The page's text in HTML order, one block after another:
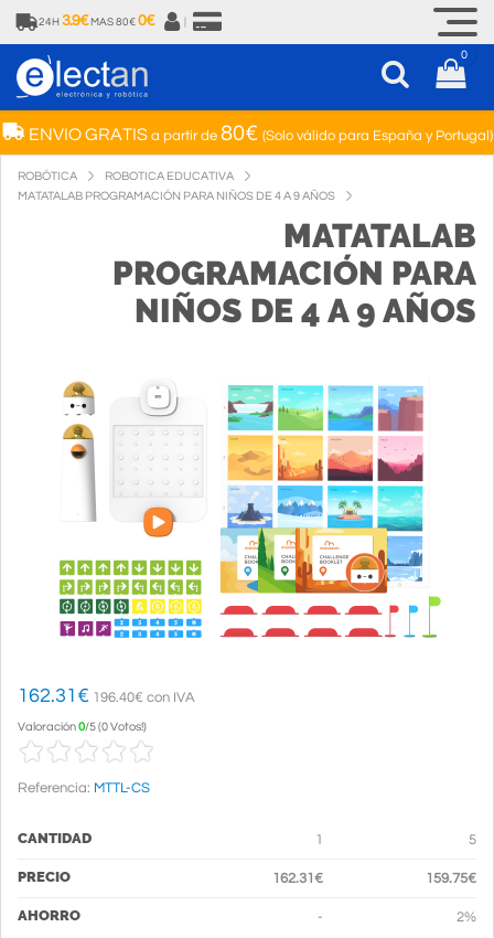
24H 3.9€ MAS 80€ 0€
0
ENVIO GRATISa partir de 80€ (Solo válido para España y Portugal)
ROBÓTICA
ROBOTICA EDUCATIVA
MATATALAB PROGRAMACIÓN PARA NIÑOS DE 4 A 9 AÑOS
MATATALAB
PROGRAMACIÓN PARA
NIÑOS DE 4 A 9 AÑOS
162.31 € 196.40€ con IVA
Valoración0/5(0 Votos!)
Referencia: MTTL-CS
CANTIDAD 1 5
PRECIO 162.31€ 159.75€
AHORRO - 2%